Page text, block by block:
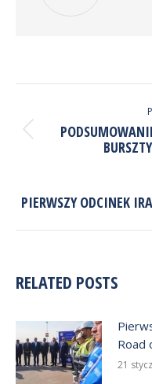
WPISÓW
PIERWSZY ODCINEK
RELATED POSTS
Road
21